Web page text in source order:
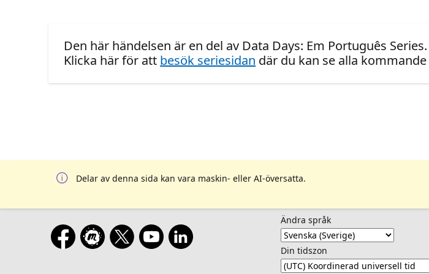
Den här händelsen är en del av Data Days: Em Português Series.
Klicka här för att besök seriesidan där du kan se alla
Delar av denna sida kan vara maskin- eller AI-översatta.
Ändra språk
Din tidszon